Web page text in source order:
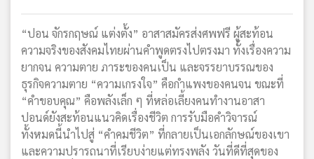
“ปอน จักรกฤษณ์ แต่งตั้ง” อาสาสมัครส่งศพฟรี ผู้สะท้อน
ความจริงของสังคมไทยผ่านคำพูดตรงไปตรงมา ทั้งเรื่องความ
ยากจน ความตาย ภาระของคนเป็น และจรรยาบรรณของ
ธุรกิจความตาย “ความเกรงใจ” คือกำแพงของคนจน ขณะที่
“คำขอบคุณ” คือพลังเล็ก ๆ ที่หล่อเลี้ยงคนทำงานอาสา
ปอนด์ยังสะท้อนแนวคิดเรื่องชีวิต การรับมือคำวิจารณ์
ทั้งหมดนี้นำไปสู่ “คำคมชีวิต” ที่กลายเป็นเอกลักษณ์ของเขา
และความปรารถนาที่เรียบง่ายแต่ทรงพลัง วันที่ดีที่สุดของ